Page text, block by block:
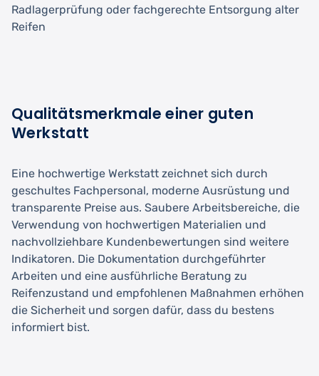
Radlagerprüfung oder fachgerechte Entsorgung alter
Reifen
Qualitätsmerkmale einer guten
Werkstatt
Eine hochwertige Werkstatt zeichnet sich durch
geschultes Fachpersonal, moderne Ausrüstung und
transparente Preise aus. Saubere Arbeitsbereiche, die
Verwendung von hochwertigen Materialien und
nachvollziehbare Kundenbewertungen sind weitere
Indikatoren. Die Dokumentation durchgeführter
Arbeiten und eine ausführliche Beratung zu
Reifenzustand und empfohlenen Maßnahmen erhöhen
die Sicherheit und sorgen dafür, dass du bestens
informiert bist.